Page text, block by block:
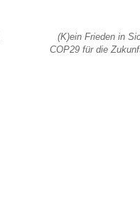
(K)ein Frieden in
COP29 für die